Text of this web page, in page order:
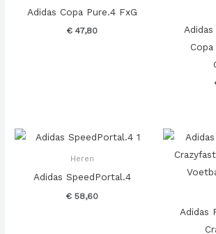
Adidas Copa Pure.4 FxG
€ 47,80
Heren
Adidas SpeedPortal.4
€ 58,60
Adidas